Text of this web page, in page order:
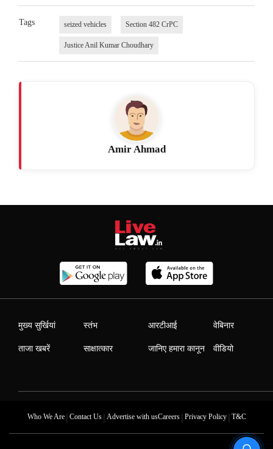
Tags seized vehicles Section 482 CrPC
Justice Anil Kumar Choudhary
Amir Ahmad
मुख्य सुर्खियां
ताजा खबरें
स्तंभ
साक्षात्कार
आरटीआई
जानिए हमारा कानून
वेबिनार
वीडियो
Who We Are| Contact Us| Advertise with usCareers| Privacy Policy| T&C